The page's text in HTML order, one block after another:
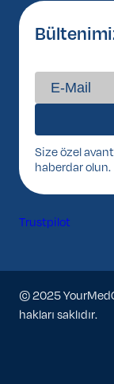
Size özel
haberdar olun.
Trustpilot
© 2025
hakları saklıdır.